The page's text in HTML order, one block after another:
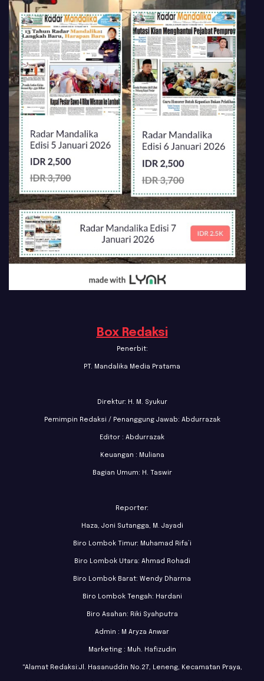
Box Redaksi
Penerbit:
PT. Mandalika Media Pratama
Direktur: H. M. Syukur
Pemimpin Redaksi / Penanggung Jawab: Abdurrazak
Editor : Abdurrazak
Keuangan : Muliana
Bagian Umum: H. Taswir
Reporter:
Haza, Joni Sutangga, M. Jayadi
Biro Lombok Timur: Muhamad Rifa’i
Biro Lombok Utara: Ahmad Rohadi
Biro Lombok Barat: Wendy Dharma
Biro Lombok Tengah: Hardani
Biro Asahan: Riki Syahputra
Admin : M Aryza Anwar
Marketing : Muh. Hafizudin
"Alamat Redaksi:Jl. Hasanuddin No.27, Leneng, Kecamatan Praya,